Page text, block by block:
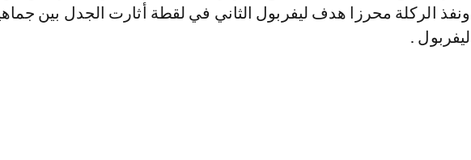
ونفذ الركلة محرزا هدف ليفربول الثاني في لقطة أثارت الجدل بين
ليفربول .